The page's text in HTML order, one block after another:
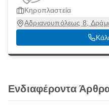
Κηροπλαστεία
Αδριανουπόλεως 8,
Ενδιαφέροντα